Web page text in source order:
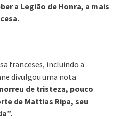
a Legião de Honra, a mais
franceses, incluindo a
divulgou uma nota
de tristeza, pouco
de Mattias Ripa, seu